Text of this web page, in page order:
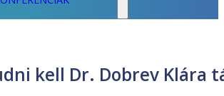
kell Dr. Dobrev Klára